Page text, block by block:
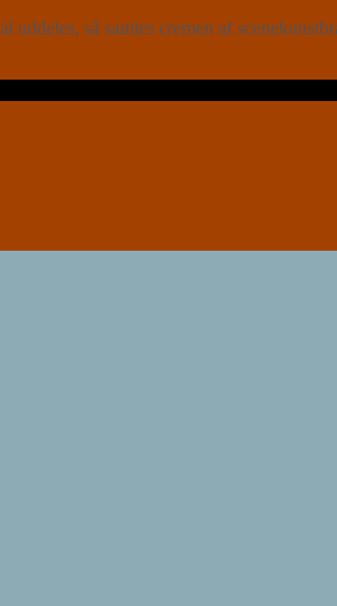
så samles cremen af